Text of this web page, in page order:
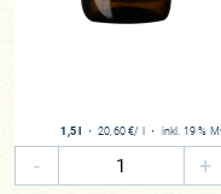
1,5 l ・ 20,60 €/ l ・ inkl. 19 %
- +